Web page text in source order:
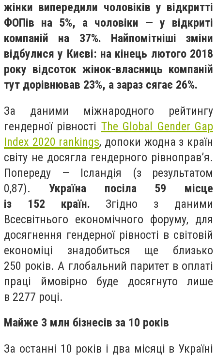
жінки випередили чоловіків у відкритті
ФОПів на 5%, а чоловіки — у відкриті
компаній на 37%. Найпомітніші зміни
відбулися у Києві: на кінець лютого 2018
року відсоток жінок-власниць компаній
тут дорівнював 23%, а зараз сягає 26%.
За даними міжнародного рейтингу
гендерної рівності The Global Gender Gap
Index 2020 rankings, допоки жодна з країн
світу не досягла гендерного рівноправ’я.
Попереду — Ісландія (з результатом
0,87). Україна посіла 59 місце
із 152 країн. Згідно з даними
Всесвітнього економічного форуму, для
досягнення гендерної рівності в світовій
економіці знадобиться ще близько
250 років. А глобальний паритет в оплаті
праці ймовірно буде досягнуто лише
в 2277 році.
Майже 3 млн бізнесів за 10 років
За останні 10 років і два місяці в Україні